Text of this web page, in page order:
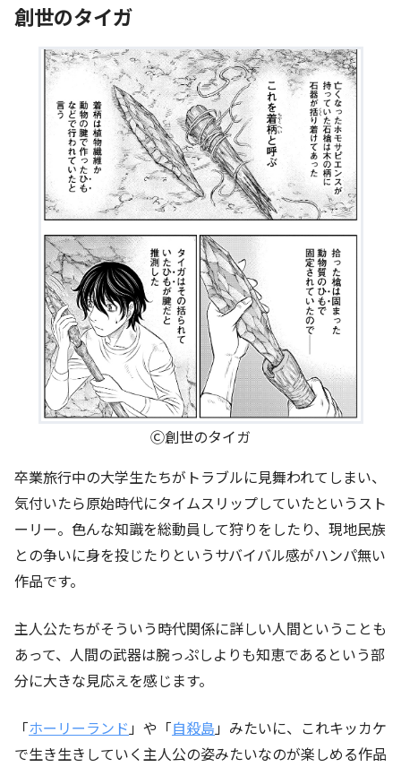
創世のタイガ
Ⓒ創世のタイガ
卒業旅行中の大学生たちがトラブルに見舞われてしまい、
気付いたら原始時代にタイムスリップしていたというスト
ーリー。色んな知識を総動員して狩りをしたり、現地民族
との争いに身を投じたりというサバイバル感がハンパ無い
作品です。
主人公たちがそういう時代関係に詳しい人間ということも
あって、人間の武器は腕っぷしよりも知恵であるという部
分に大きな見応えを感じます。
「ホーリーランド 」や「自殺島」みたいに、これキッカケ
で生き生きしていく主人公の姿みたいなのが楽しめる作品